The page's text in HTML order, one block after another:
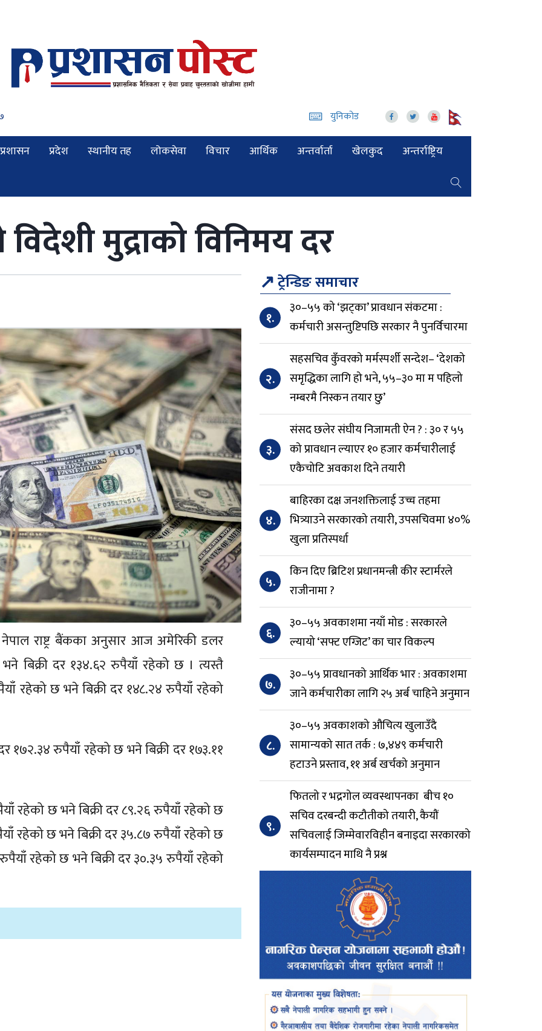
युनिकोड
प्रदेश स्थानीय तह लोकसेवा विचार आर्थिक अन्तर्वार्ता खेलकुद अन्तर्राष्ट्रिय
मुद्राको विनिमय दर
राष्ट्र बैंकका अनुसार आज अमेरिकी डलर
बिक्री दर १३४.६२ रुपैयाँ रहेको छ । त्यस्तै
रहेको छ भने बिक्री दर १४८.२४ रुपैयाँ रहेको
१७२.३४ रुपैयाँ रहेको छ भने बिक्री दर १७३.११
रहेको छ भने बिक्री दर ८९.२६ रुपैयाँ रहेको छ
रहेको छ भने बिक्री दर ३५.८७ रुपैयाँ रहेको छ
रहेको छ भने बिक्री दर ३०.३५ रुपैयाँ रहेको
↗ट्रेन्डिङ समाचार
१.
३०–५५ को ‘झट्का’ प्रावधान संकटमा :
कर्मचारी असन्तुष्टिपछि सरकार नै पुनर्विचारमा
२.
सहसचिव कुँवरको मर्मस्पर्शी सन्देश– ‘देशको
समृद्धिका लागि हो भने, ५५–३० मा म पहिलो
नम्बरमै निस्कन तयार छु’
३.
संसद छलेर संघीय निजामती ऐन ? : ३० र ५५
को प्रावधान ल्याएर १० हजार कर्मचारीलाई
एकैचोटि अवकाश दिने तयारी
४.
बाहिरका दक्ष जनशक्तिलाई उच्च तहमा
भित्र्याउने सरकारको तयारी, उपसचिवमा ४०%
खुला प्रतिस्पर्धा
५.
किन दिए ब्रिटिश प्रधानमन्त्री कीर स्टार्मरले
राजीनामा ?
६.
३०–५५ अवकाशमा नयाँ मोड : सरकारले
ल्यायो ‘सफ्ट एग्जिट’ का चार विकल्प
७.
३०–५५ प्रावधानको आर्थिक भार : अवकाशमा
जाने कर्मचारीका लागि २५ अर्ब चाहिने अनुमान
८.
३०–५५ अवकाशको औचित्य खुलाउँदै
सामान्यको सात तर्क : ७,४४९ कर्मचारी
हटाउने प्रस्ताव, ११ अर्ब खर्चको अनुमान
९.
फितलो र भद्रगोल व्यवस्थापनका बीच १०
सचिव दरबन्दी कटौतीको तयारी, कैयौं
सचिवलाई जिम्मेवारविहीन बनाइदा सरकारको
कार्यसम्पादन माथि नै प्रश्न